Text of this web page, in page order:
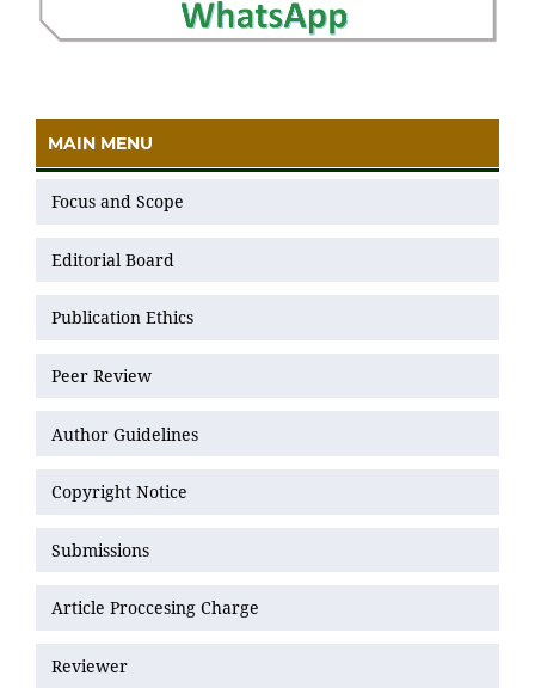
MAIN MENU
Focus and Scope
Editorial Board
Publication Ethics
Peer Review
Author Guidelines
Copyright Notice
Submissions
Article Proccesing Charge
Reviewer